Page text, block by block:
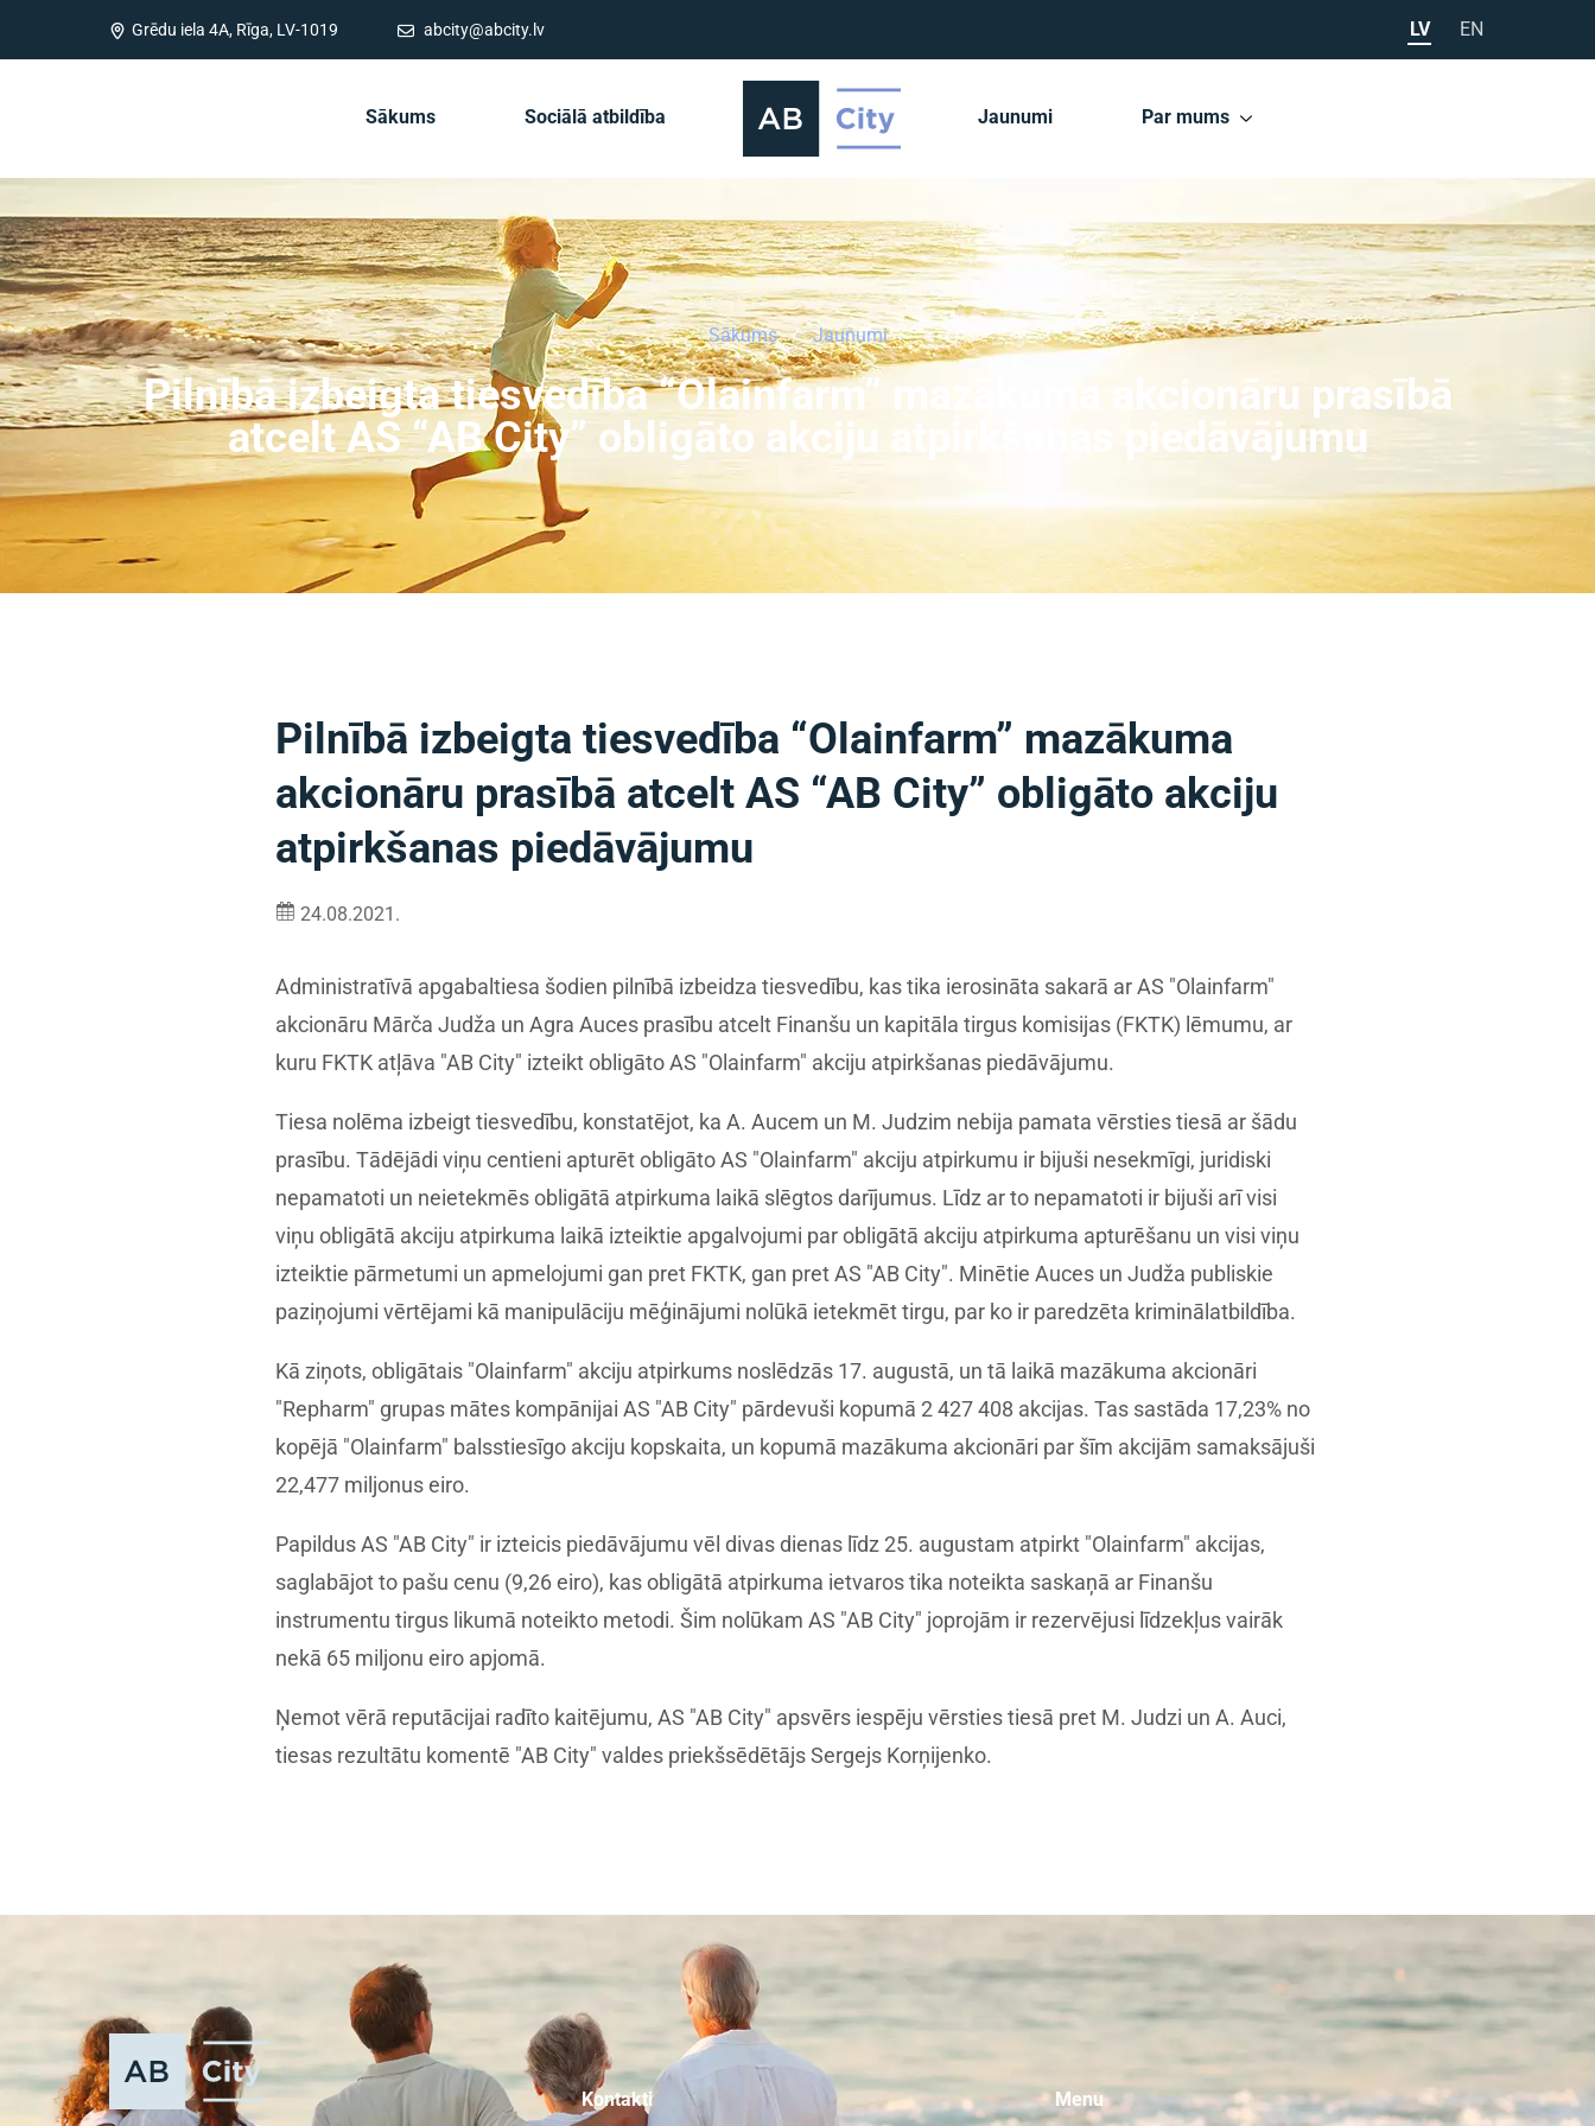
Grēdu iela 4A, Rīga, LV-1019 abcity@abcity.lv LV EN
Sākums Sociālā atbildība Jaunumi Par mums
Sākums Jaunumi
Pilnībā izbeigta tiesvedība “Olainfarm” mazākuma akcionāru prasībā
atcelt AS “AB City” obligāto akciju atpirkšanas piedāvājumu
Pilnībā izbeigta tiesvedība “Olainfarm” mazākuma
akcionāru prasībā atcelt AS “AB City” obligāto akciju
atpirkšanas piedāvājumu
24.08.2021.
Administratīvā apgabaltiesa šodien pilnībā izbeidza tiesvedību, kas tika ierosināta sakarā ar AS "Olainfarm"
akcionāru Mārča Judža un Agra Auces prasību atcelt Finanšu un kapitāla tirgus komisijas (FKTK) lēmumu, ar
kuru FKTK atļāva "AB City" izteikt obligāto AS "Olainfarm" akciju atpirkšanas piedāvājumu.
Tiesa nolēma izbeigt tiesvedību, konstatējot, ka A. Aucem un M. Judzim nebija pamata vērsties tiesā ar šādu
prasību. Tādējādi viņu centieni apturēt obligāto AS "Olainfarm" akciju atpirkumu ir bijuši nesekmīgi, juridiski
nepamatoti un neietekmēs obligātā atpirkuma laikā slēgtos darījumus. Līdz ar to nepamatoti ir bijuši arī visi
viņu obligātā akciju atpirkuma laikā izteiktie apgalvojumi par obligātā akciju atpirkuma apturēšanu un visi viņu
izteiktie pārmetumi un apmelojumi gan pret FKTK, gan pret AS "AB City". Minētie Auces un Judža publiskie
paziņojumi vērtējami kā manipulāciju mēģinājumi nolūkā ietekmēt tirgu, par ko ir paredzēta kriminālatbildība.
Kā ziņots, obligātais "Olainfarm" akciju atpirkums noslēdzās 17. augustā, un tā laikā mazākuma akcionāri
"Repharm" grupas mātes kompānijai AS "AB City" pārdevuši kopumā 2 427 408 akcijas. Tas sastāda 17,23% no
kopējā "Olainfarm" balsstiesīgo akciju kopskaita, un kopumā mazākuma akcionāri par šīm akcijām samaksājuši
22,477 miljonus eiro.
Papildus AS "AB City" ir izteicis piedāvājumu vēl divas dienas līdz 25. augustam atpirkt "Olainfarm" akcijas,
saglabājot to pašu cenu (9,26 eiro), kas obligātā atpirkuma ietvaros tika noteikta saskaņā ar Finanšu
instrumentu tirgus likumā noteikto metodi. Šim nolūkam AS "AB City" joprojām ir rezervējusi līdzekļus vairāk
nekā 65 miljonu eiro apjomā.
Ņemot vērā reputācijai radīto kaitējumu, AS "AB City" apsvērs iespēju vērsties tiesā pret M. Judzi un A. Auci,
tiesas rezultātu komentē "AB City" valdes priekšsēdētājs Sergejs Korņijenko.
Kontakti Menu